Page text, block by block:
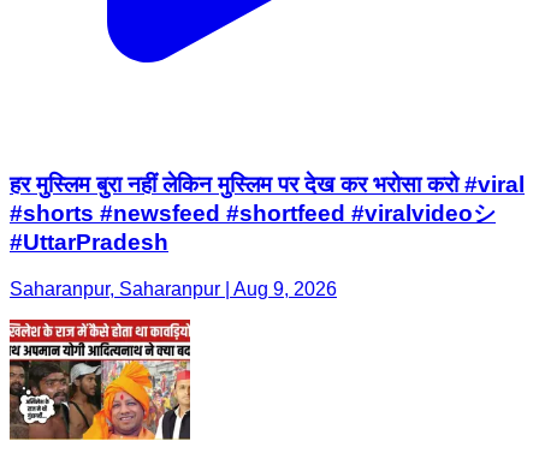
हर मुस्लिम बुरा नहीं लेकिन मुस्लिम पर देख कर भरोसा करो #viral
#shorts #newsfeed #shortfeed #viralvideoシ
#UttarPradesh
Saharanpur, Saharanpur | Aug 9, 2026